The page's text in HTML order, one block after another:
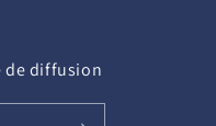
de diffusion